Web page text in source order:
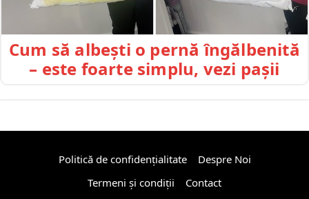
Cum să albești o pernă îngălbenită
– este foarte simplu, vezi pașii
Politică de confidențialitate
Despre Noi
Termeni și condiții
Contact